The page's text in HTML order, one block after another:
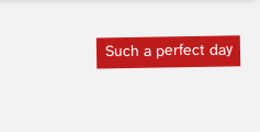
Such a perfect day